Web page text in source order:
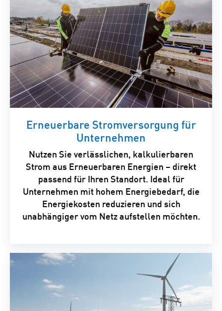
Erneuerbare Stromversorgung für
Unternehmen
Nutzen Sie verlässlichen, kalkulierbaren
Strom aus Erneuerbaren Energien – direkt
passend für Ihren Standort. Ideal für
Unternehmen mit hohem Energiebedarf, die
Energiekosten reduzieren und sich
unabhängiger vom Netz aufstellen möchten.